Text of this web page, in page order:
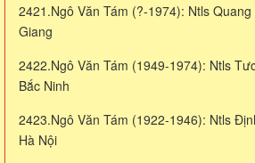
2421.Ngô Văn Tám (?-1974): Ntls
Giang
2422.Ngô Văn Tám (1949-1974): Ntls
Bắc Ninh
2423.Ngô Văn Tám (1922-1946): Ntls
Hà Nội